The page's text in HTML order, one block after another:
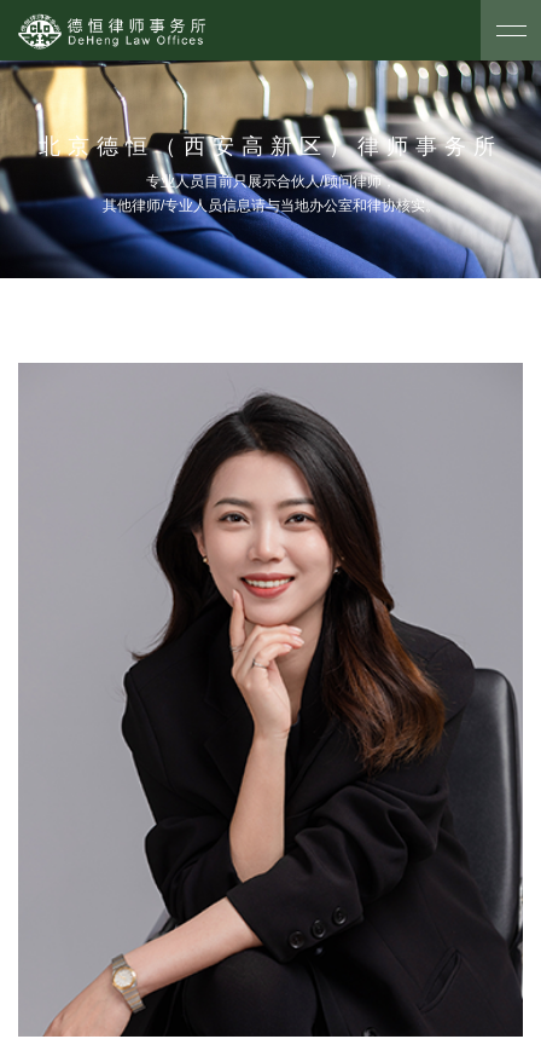
北京德恒（西安高新区）律师事务所
专业人员目前只展示合伙人/顾问律师，
其他律师/专业人员信息请与当地办公室和律协核实。